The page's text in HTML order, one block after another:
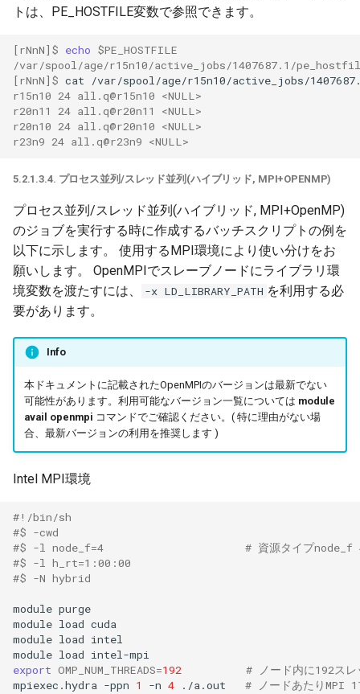
トは、PE_HOSTFILE変数で参照できます。
[rNnN]$ echo $PE_HOSTFILE
/var/spool/age/r15n10/active_jobs/1407687.1/
[rNnN]$ cat
/var/spool/age/r15n10/active_jobs/
r15n10 24 all.q@r15n10 <NULL>
r20n11 24 all.q@r20n11 <NULL>
r20n10 24 all.q@r20n10 <NULL>
r23n9 24 all.q@r23n9 <NULL>
5.2.1.3.4. プロセス並列/スレッド並列(ハイブリッド, MPI+OPENMP)
プロセス並列/スレッド並列(ハイブリッド, MPI+OpenMP)
のジョブを実行する時に作成するバッチスクリプトの例を
以下に示します。 使用するMPI環境により使い分けをお
願いします。 OpenMPIでスレーブノードにライブラリ環
境変数を渡たすには、
-x LD_LIBRARY_PATH を利用する必
要があります。
Info
本ドキュメントに記載されたOpenMPIのバージョンは最新でない
可能性があります。利用可能なバージョン一覧については module
avail openmpi コマンドでご確認ください。( 特に理由がない場
合、最新バージョンの利用を推奨します )
Intel MPI環境
#!/bin/sh
#$ -cwd
#$ -l node_f=4                      # 資源タイプnode_f 4
#$ -l h_rt=1:00:00
#$ -N hybrid
module purge
module load cuda
module load intel
module load
export OMP_NUM_THREADS=192
# ノード内に192スレ
mpiexec.hydra -ppn 1 -n 4 ./a.out # ノードあたりMPI